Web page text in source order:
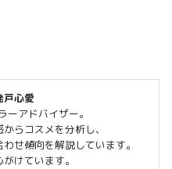
戸心愛
ーアドバイザー。
らコスメを分析し、
せ傾向を解説しています。
けています。